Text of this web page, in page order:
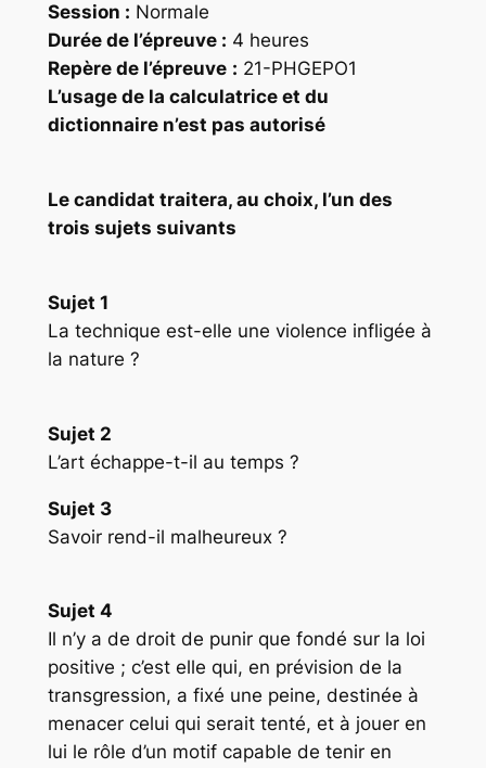
Session : Normale
Durée de l’épreuve : 4 heures
Repère de l’épreuve : 21-PHGEPO1
L’usage de la calculatrice et du
dictionnaire n’est pas autorisé
Le candidat traitera, au choix, l’un des
trois sujets suivants
Sujet 1
La technique est-elle une violence infligée à
la nature ?
Sujet 2
L’art échappe-t-il au temps ?
Sujet 3
Savoir rend-il malheureux ?
Sujet 4
Il n’y a de droit de punir que fondé sur la loi
positive ; c’est elle qui, en prévision de la
transgression, a fixé une peine, destinée à
menacer celui qui serait tenté, et à jouer en
lui le rôle d’un motif capable de tenir en